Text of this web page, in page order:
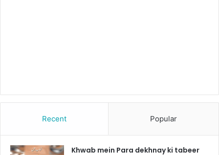
Recent Popular
Khwab mein Para dekhnay ki tabeer